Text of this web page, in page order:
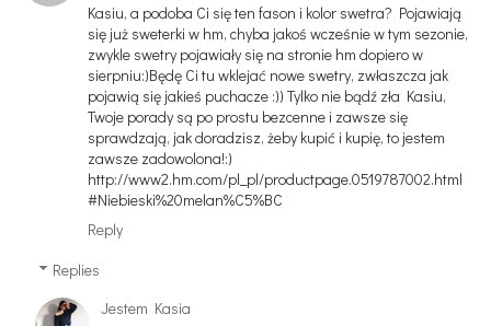
Kasiu, a podoba Ci się ten fason i kolor swetra? Pojawiają
się już sweterki w hm, chyba jakoś wcześnie w tym sezonie,
zwykle swetry pojawiały się na stronie hm dopiero w
sierpniu:)Będę Ci tu wklejać nowe swetry, zwłaszcza jak
pojawią się jakieś puchacze :)) Tylko nie bądź zła Kasiu,
Twoje porady są po prostu bezcenne i zawsze się
sprawdzają, jak doradzisz, żeby kupić i kupię, to jestem
zawsze zadowolona!:)
http://www2.hm.com/pl_pl/productpage.0519787002.html
#Niebieski%20melan%C5%BC
Reply
Replies
Jestem Kasia